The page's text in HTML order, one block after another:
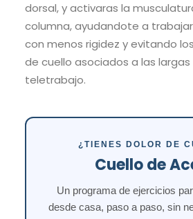
dorsal, y activaras la
columna, ayudandote a
con menos rigidez y evitando
de cuello asociados a las largas
teletrabajo.
¿TIENES DOLOR DE
Cuello de
Un programa de ejercicios
desde casa, paso a paso, sin